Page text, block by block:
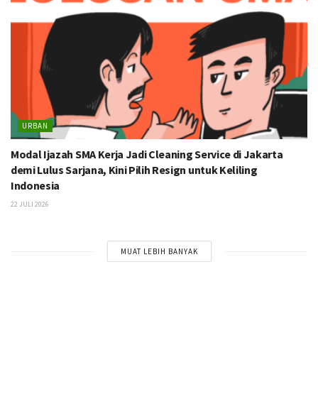
URBAN
Modal Ijazah SMA Kerja Jadi Cleaning Service di Jakarta
demi Lulus Sarjana, Kini Pilih Resign untuk Keliling
Indonesia
22 JULI 2026
MUAT LEBIH BANYAK